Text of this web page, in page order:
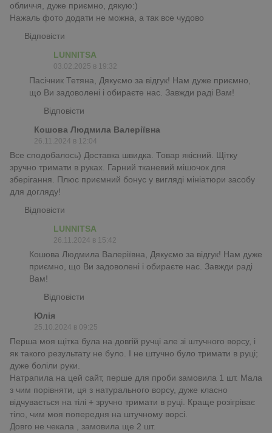
обличчя, дуже приємно, дякую:)
Нажаль фото додати не можна, а так все чудово
Відповісти
LUNNITSA
03.02.2025 в 19:32
Пасічник Тетяна, Дякуємо за відгук! Нам дуже приємно,
що Ви задоволені і обираєте нас. Завжди раді Вам!
Відповісти
Кошова Людмила Валеріївна
26.11.2024 в 12:04
Все сподобалось) Доставка швидка. Товар якісний. Щітку
зручно тримати в руках. Гарний тканевий мішочок для
зберігання. Плюс приємний бонус у вигляді мініатюри засобу
для догляду!
Відповісти
LUNNITSA
26.11.2024 в 15:42
Кошова Людмила Валеріївна, Дякуємо за відгук! Нам дуже
приємно, що Ви задоволені і обираєте нас. Завжди раді
Вам!
Відповісти
Юлія
25.10.2024 в 09:25
Перша моя щітка була на довгій ручці але зі штучного ворсу, і
як такого результату не було. І не штучно було тримати в руці;
дуже боліли руки.
Натрапила на цей сайт, перше для проби замовила 1 шт. Мала
з чим порівняти, ця з натурального ворсу, дуже класно
відчувається на тілі + зручно тримати в руці. Краще розігріває
тіло, чим моя попередня на штучному ворсі.
Довго не чекала , замовила ще 2 шт.